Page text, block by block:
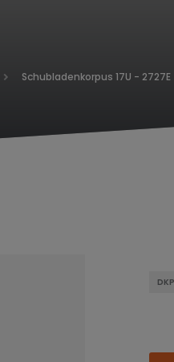
Schubladenkorpus 17U - 2727E